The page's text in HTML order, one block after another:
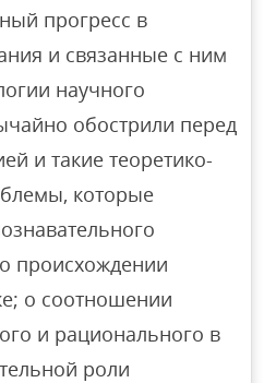
прогресс в
и связанные с ним
научного
обострили перед
и такие теоретико-
которые
происхождении
о соотношении
и рационального в
роли